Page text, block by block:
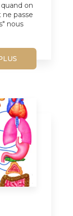
on
passe
nous